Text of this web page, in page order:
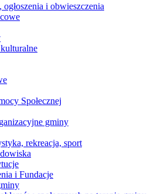
ogłoszenia i obwieszczenia
Społecznej
gminy
rekreacja, sport
i Fundacje